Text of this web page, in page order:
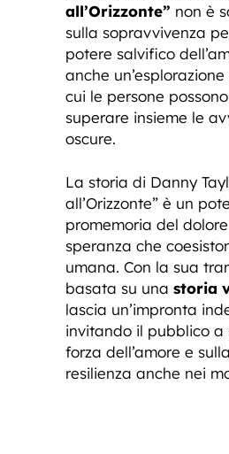
all’Orizzonte” non è
sulla sopravvivenza
potere salvifico
anche
cui le persone
superare insieme le
oscure.
La storia di Danny
all’Orizzonte” è un
promemoria del
speranza che
umana. Con la sua
basata su una storia
lascia un’impronta
invitando il pubblico a
forza dell’amore e
resilienza anche nei